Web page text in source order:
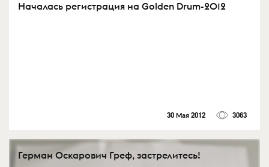
Началась регистрация на Golden Drum-2012
30 Мая 2012 3063
Герман Оскарович Греф, застрелитесь!